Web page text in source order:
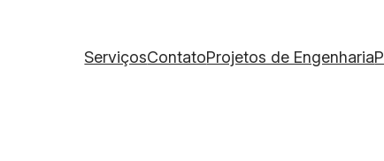
ServiçosContatoProjetos de Engenharia